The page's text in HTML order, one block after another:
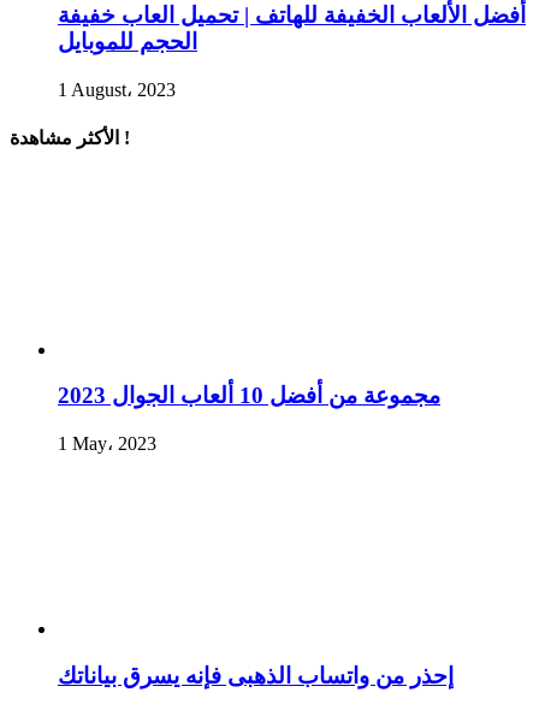
أفضل الألعاب الخفيفة للهاتف | تحميل العاب خفيفة
الحجم للموبايل
1 August، 2023
الأكثر مشاهدة !
مجموعة من أفضل 10 ألعاب الجوال 2023
1 May، 2023
إحذر من واتساب الذهبى فإنه يسرق بياناتك